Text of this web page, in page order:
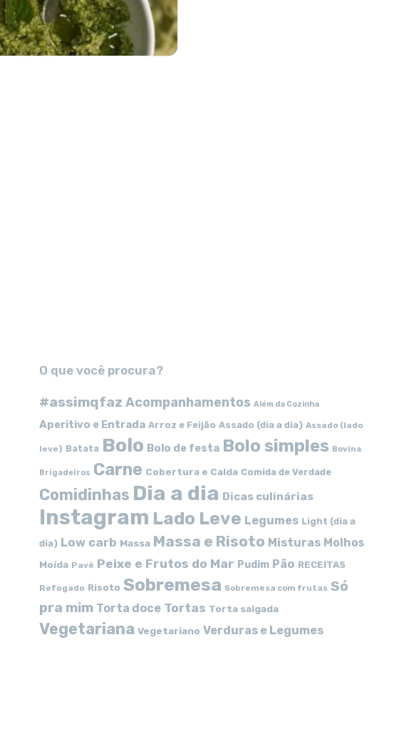
O que você procura?
#assimqfaz Acompanhamentos Além da Cozinha
Aperitivo e Entrada Arroz e Feijão Assado (dia a dia) Assado (lado
leve) Batata Bolo Bolo de festa Bolo simples Bovina
Brigadeiros Carne Cobertura e Calda Comida de Verdade
Comidinhas Dia a dia Dicas culinárias
Instagram Lado Leve Legumes Light (dia a
dia) Low carb Massa Massa e Risoto Misturas Molhos
Moída Pavê Peixe e Frutos do Mar Pudim Pão RECEITAS
Refogado Risoto Sobremesa Sobremesa com frutas Só
pra mim Torta doce Tortas Torta salgada
Vegetariana Vegetariano Verduras e Legumes